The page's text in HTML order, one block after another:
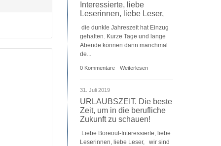
Interessierte, liebe
Leserinnen, liebe Leser,
die dunkle Jahreszeit hat Einzug
gehalten. Kurze Tage und lange
Abende können dann manchmal
de...
0 Kommentare Weiterlesen
31. Juli 2019
URLAUBSZEIT. Die beste
Zeit, um in die berufliche
Zukunft zu schauen!
Liebe Boreout-Interessierte, liebe
Leserinnen, liebe Leser, wir sind